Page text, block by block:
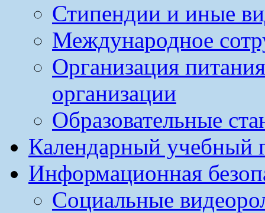
Стипендии и иные
Международное
Организация
организации
Образовательные
Календарный учебный
Информационная
Социальные